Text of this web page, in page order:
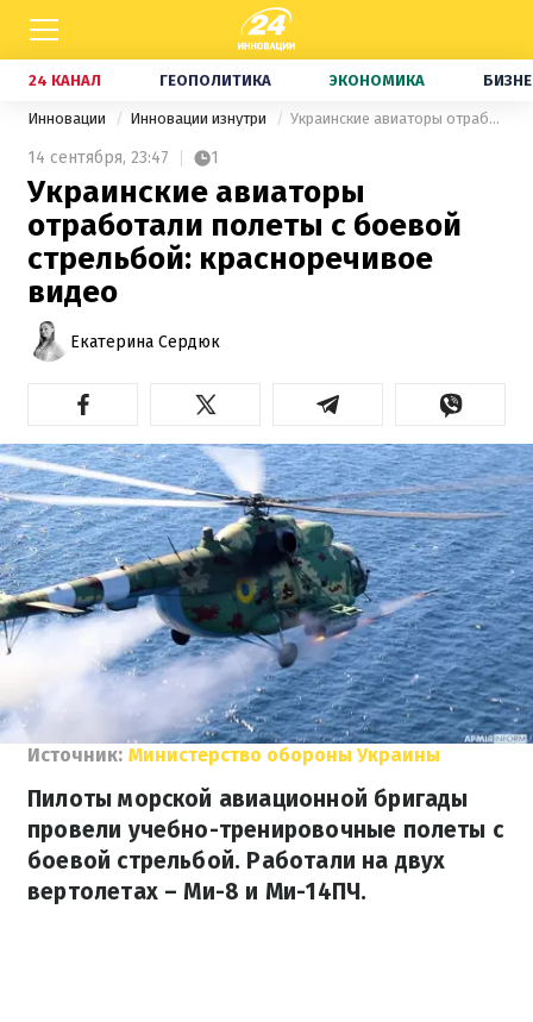
24 КАНАЛ ГЕОПОЛИТИКА ЭКОНОМИКА
Инновации Инновации изнутри Украинские авиаторы отработали полеты с боевой стрельбой: красноречивое видео
14 сентября, 23:47 1
Украинские авиаторы
отработали полеты с боевой
стрельбой: красноречивое
видео
Екатерина Сердюк
Источник: Министерство обороны Украины
Пилоты морской авиационной бригады
провели учебно-тренировочные полеты с
боевой стрельбой. Работали на двух
вертолетах – Ми-8 и Ми-14ПЧ.